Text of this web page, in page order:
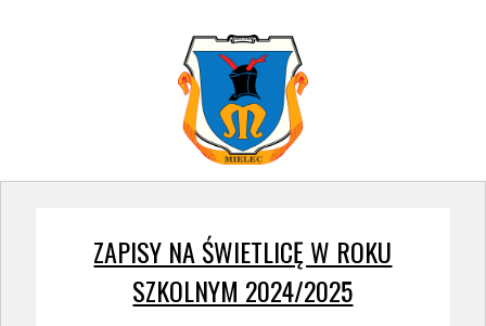
ZAPISY NA ŚWIETLICĘ W ROKU
SZKOLNYM 2024/2025